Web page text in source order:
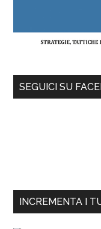
SEGUICI SU
INCREMENTA I